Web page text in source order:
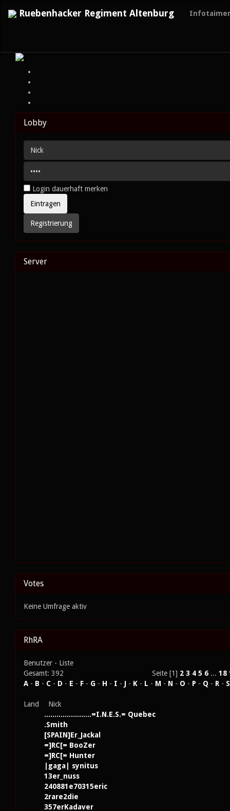
Ruebenhacker Regiment Altenburg
Lobby
Login dauerhaft merken
Registrierung
Server
Votes
Keine Umfrage aktiv
RhRA
Benutzer - Liste
Gesamt: 392
Seite [1] 2 3 4 5 6 ... 18
A - B - C - D - E - F - G - H - I - J - K - L - M - N - O - P - Q - R - S
Land
Nick
.......................=I.N.E.S.= Quebec
.Smith
[SPAIN]Er_Jackal
=]RC[= BooZer
=]RC[= Hunter
|gaga| synitus
13er_nuss
240881e70315eric
2rare2die
357erKadaver